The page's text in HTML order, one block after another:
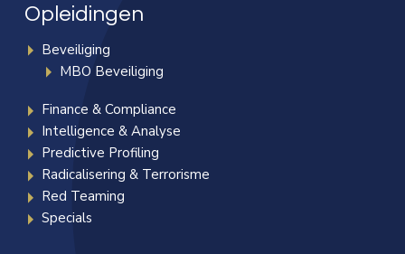
Opleidingen
Beveiliging
MBO Beveiliging
Finance & Compliance
Intelligence & Analyse
Predictive Profiling
Radicalisering & Terrorisme
Red Teaming
Specials